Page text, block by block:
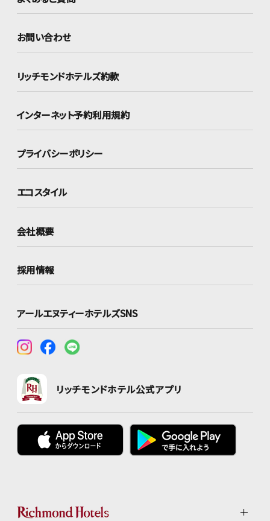
お問い合わせ
リッチモンドホテルズ約款
インターネット予約利用規約
プライバシーポリシー
エコスタイル
会社概要
採用情報
アールエヌティーホテルズSNS
リッチモンドホテル公式アプリ